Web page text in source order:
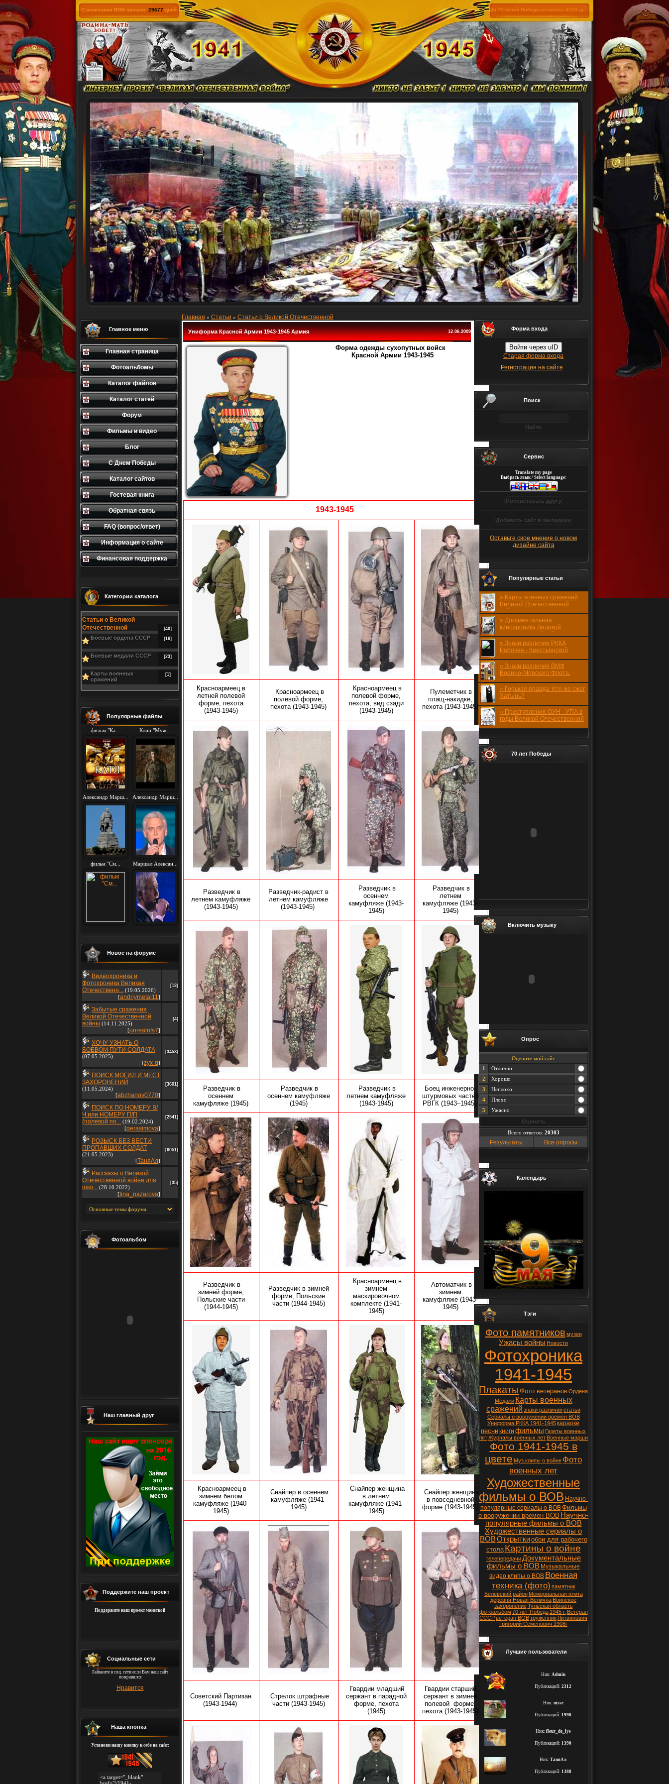
До 70-летия Победы осталось--4110 дн.
С окончания ВОВ прошло: 29677 дней
Главное меню
Главная страница
Фотоальбомы
Каталог файлов
Каталог статей
Форум
Фильмы и видео
Блог
С Днем Победы
Каталог сайтов
Гостевая книга
Обратная связь
FAQ (вопрос/ответ)
Информация о сайте
Финансовая поддержка
Категории каталога
Статьи о Великой
Отечественной
[40]
Боевые ордена СССР [16]
Боевые медали СССР [23]
Карты военных
сражений
[1]
Популярные файлы
фильм "Ка... Клип "Муж...
Александр Марш... Александр Марш...
фильм "См... Маршал Алексан...
Новое на форуме
Видеохроника и
Фотохроника Великая
Отечественн... (19.05.2026)
[andriymetal11]
[13]
Забытые сражения
Великой Отечественной
войны (14.11.2025)
[unrealnfs7]
[4]
ХОЧУ УЗНАТЬ О
БОЕВОМ ПУТИ СОЛДАТА
(07.05.2025)
[zyx-q]
[3453]
ПОИСК МОГИЛ И МЕСТ
ЗАХОРОНЕНИЙ
(11.05.2024)
[abzhanov0770]
[3601]
ПОИСК ПО НОМЕРУ В/
Ч или НОМЕРУ П/П
(полевой по... (19.02.2024)
[gerasimova]
[2541]
РОЗЫСК БЕЗ ВЕСТИ
ПРОПАВШИХ СОЛДАТ
(21.05.2023)
[ТаняАл]
[6051]
Рассказы о Великой
Отечественной войне для
шко... (28.10.2022)
[tina_nazarova]
[35]
Фотоальбом
Наш главный друг
Поддержите наш проект
Поддержите наш проект монеткой
Социальные сети
Лайкните в соц. сети если Вам наш сайт
понравился
Нравится
Наша кнопка
Установи нашу кнопку к себе на сайт:
Форма входа
Войти через uID
Старая форма входа
Регистрация на сайте
Поиск
Сервис
Translate my page
Выбрать язык / Select language:
Оставьте свое мнение о новом
дизайне сайта
Популярные статьи
» Карты военных сражений
Великой Отечественной
» Документальная
кинохроника Великой
1945 ...
» Знаки различия РККА
Рабочее - Крестьянской
» Знаки различия ВМФ
Военно-Морского Флота.
» Горькая правда: Кто же сжег
Хатынь?
» Преступления ОУН –УПА в
годы Великой Отечественной
70 лет Победы
Включить музыку
Опрос
Оцените мой сайт
1
Отлично
2
Хорошо
3
Неплохо
4
Плохо
5
Ужасно
Всего ответов: 20303
Результаты Все опросы
Календарь
Тэги
Фото памятников музеи
Ужасы войны Новости
Фотохроника
1941-1945
Плакаты Фото ветерановОрдена
Медали Карты военных
сражений знаки различиястатьи
Сериалы о вооружении времен ВОВ
Униформа РККА 1941-1945караоке
песникниги фильмы Газеты военных
летЖурналы военных лет Военные марши
Фото 1941-1945 в
цвете Муз.клипы о войне Фото
военных лет
Художественные
фильмы о ВОВ Научно-
популярные сериалы о ВОВФильмы
о вооружении времен ВОВ Научно-
популярные фильмы о ВОВ
Художественные сериалы о
ВОВОткрыткиобои для рабочего
стола Картины о войне
телепередачиДокументальные
фильмы о ВОВ Музыкальные
видео клипы о ВОВ Военная
техника (фото) памятник
Белевский район Мемориальная плита
деревня Новая Велична Воинское
захоронение Тульская область
фотоальбом 70 лет Победа 1945 г. Ветеран
СССРветеран ВОВтруженник Литвинович
Григорий Семёнович 1908г
Лучшие пользователи
Ник: Admin
Публикаций: 2312
Ник: nisse
Публикаций: 1990
Ник: fleur_de_lys
Публикаций: 1390
Ник: ТаняАл
Публикаций: 1388
Главная » Статьи » Статьи о Великой Отечественной
12.06.2009
Униформа Красной Армии 1943-1945 Армия
Форма одежды сухопутных войск
Красной Армии 1943-1945
1943-1945
Красноармеец в
летней полевой
форме, пехота
(1943-1945)
Красноармеецв
полевой форме,
пехота (1943-1945)
Красноармеецв
полевой форме,
пехота, вид сзади
(1943-1945)
Пулеметчик в
плащ-накидке,
пехота (1943-1945)
Разведчик в
летнем камуфляже
(1943-1945)
Разведчик-радист в
летнем камуфляже
(1943-1945)
Разведчик в
осеннем
камуфляже (1943-
1945)
Разведчик в
летнем
камуфляже (1943-
1945)
Разведчик в
осеннем
камуфляже (1945)
Разведчик в
осеннем камуфляже
(1945)
Разведчик в
летнем камуфляже
(1943-1945)
Боец инженерно-
штурмовых частей
РВГК (1943–1945)
Разведчик в
зимней форме,
Польские части
(1944-1945)
Разведчик в зимней
форме, Польские
части (1944-1945)
Красноармеец в
зимнем
маскировочном
комплекте (1941-
1945)
Автоматчик в
зимнем
камуфляже (1943-
1945)
Красноармеец в
зимнем белом
камуфляже (1940-
1945)
Снайпер в осеннем
камуфляже (1941-
1945)
Снайпер женщина
в летнем
камуфляже (1941-
1945)
Снайпер женщина
в повседневной
форме (1943-1945)
Советский Партизан
(1943-1944)
Стрелок штрафные
части (1943-1945)
Гвардии младший
сержант в парадной
форме, пехота
(1945)
Гвардии старший
сержант в зимней
полевой форме,
пехота (1943-1945)